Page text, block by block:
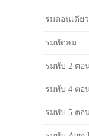
ร่มตอนเดีย
ร่มพัดลม
ร่มพับ 2 ตอ
ร่มพับ 4 ตอ
ร่มพับ 5 ตอ